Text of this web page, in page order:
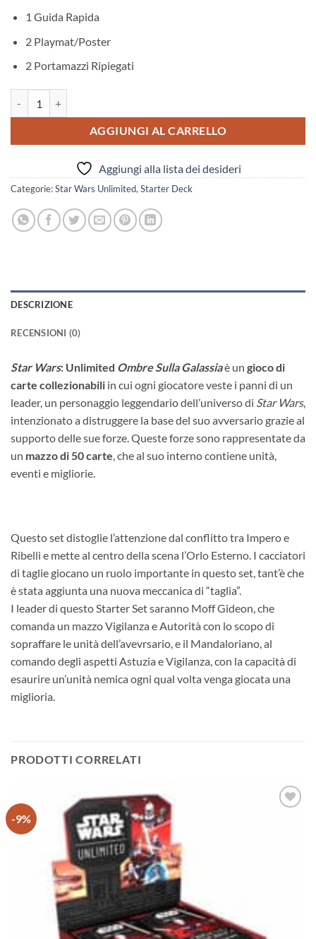
1 Guida Rapida
2 Playmat/Poster
2 Portamazzi Ripiegati
AGGIUNGI AL CARRELLO
Aggiungi alla lista dei desideri
Categorie:Star Wars Unlimited, Starter Deck
DESCRIZIONE
RECENSIONI (0)
Star Wars: Unlimited Ombre Sulla Galassiaè un gioco di
carte collezionabili in cui ogni giocatore veste i panni di un
leader, un personaggio leggendario dell’universo di Star Wars,
intenzionato a distruggere la base del suo avversario grazie al
supporto delle sue forze. Queste forze sono rappresentate da
un mazzo di 50 carte, che al suo interno contiene unità,
eventi e migliorie.
Questo set distoglie l’attenzione dal conflitto tra Impero e
Ribelli e mette al centro della scena l’Orlo Esterno. I cacciatori
di taglie giocano un ruolo importante in questo set, tant’è che
è stata aggiunta una nuova meccanica di “taglia”.
I leader di questo Starter Set saranno Moff Gideon, che
comanda un mazzo Vigilanza e Autorità con lo scopo di
sopraffare le unità dell’avevrsario, e il Mandaloriano, al
comando degli aspetti Astuzia e Vigilanza, con la capacità di
esaurire un’unità nemica ogni qual volta venga giocata una
miglioria.
PRODOTTI CORRELATI
-9%